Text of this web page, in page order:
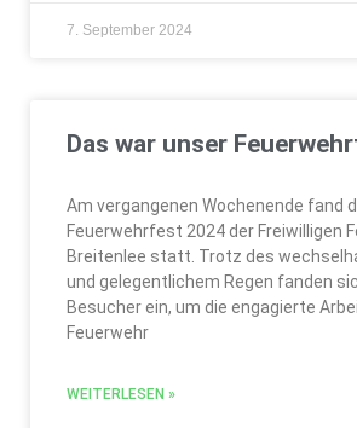
7. September 2024
Das war unser
Am vergangenen Wochenende fand
Feuerwehrfest 2024 der Freiwilligen
Breitenlee statt. Trotz des
und gelegentlichem Regen fanden
Besucher ein, um die engagierte
Feuerwehr
WEITERLESEN »